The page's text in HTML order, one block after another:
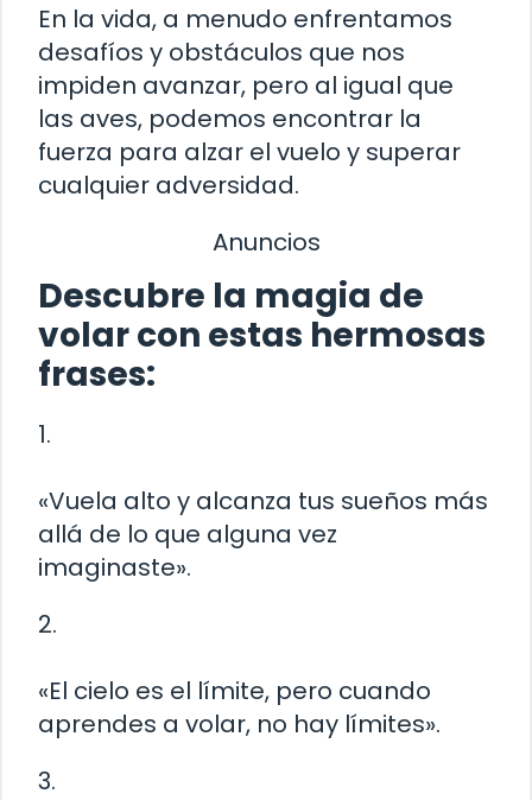
En la vida, a menudo enfrentamos
desafíos y obstáculos que nos
impiden avanzar, pero al igual que
las aves, podemos encontrar la
fuerza para alzar el vuelo y superar
cualquier adversidad.
Anuncios
Descubre la magia de
volar con estas hermosas
frases:
1.
«Vuela alto y alcanza tus sueños más
allá de lo que alguna vez
imaginaste».
2.
«El cielo es el límite, pero cuando
aprendes a volar, no hay límites».
3.